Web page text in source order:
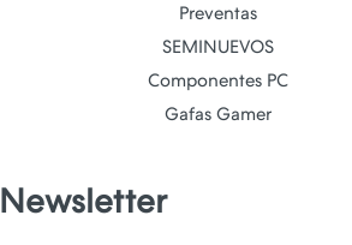
Preventas
SEMINUEVOS
Componentes PC
Gafas Gamer
Newsletter